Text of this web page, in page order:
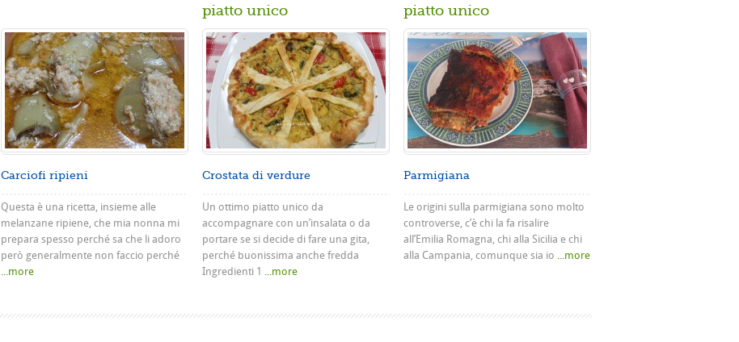
Carciofi ripieni
Questa è una ricetta, insieme alle
melanzane ripiene, che mia nonna mi
prepara spesso perché sa che li adoro
però generalmente non faccio perché
...more
piatto unico
Crostata di verdure
Un ottimo piatto unico da
accompagnare con un’insalata o da
portare se si decide di fare una gita,
perché buonissima anche fredda
Ingredienti 1 ...more
piatto unico
Parmigiana
Le origini sulla parmigiana sono molto
controverse, c’è chi la fa risalire
all’Emilia Romagna, chi alla Sicilia e chi
alla Campania, comunque sia io ...more